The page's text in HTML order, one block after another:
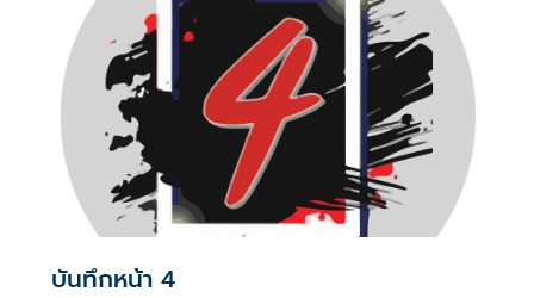
เมื่อมีควันย่อมมีไฟอย่างไรอย่างนั้น จึงทำให้ “อนุทิน ชาญวีร
กูล” นายกรัฐมนตรีและรัฐมนตรีว่าการกระทรวงมหาดไทยถึง
กับประกาศกลางวงประชุมคณะรัฐมนตรีในวันพุธที่ 5 สิงหาคม
บันทึกหน้า 4